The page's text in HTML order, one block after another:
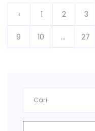
‹ 1 2 3
9 10 ... 27